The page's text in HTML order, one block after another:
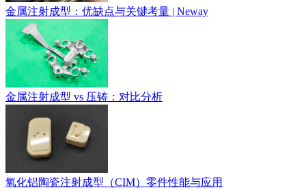
金属注射成型：优缺点与关键考量 | Neway
金属注射成型 vs 压铸：对比分析
氧化铝陶瓷注射成型（CIM）零件性能与应用